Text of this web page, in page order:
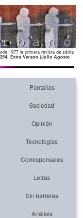
1977 la primera revista de sátira
254. Extra Verano (Julio Agosto
Pantallas
Sociedad
Opinión
Tecnologías
Corresponsales
Letras
Sin barreras
Análisis